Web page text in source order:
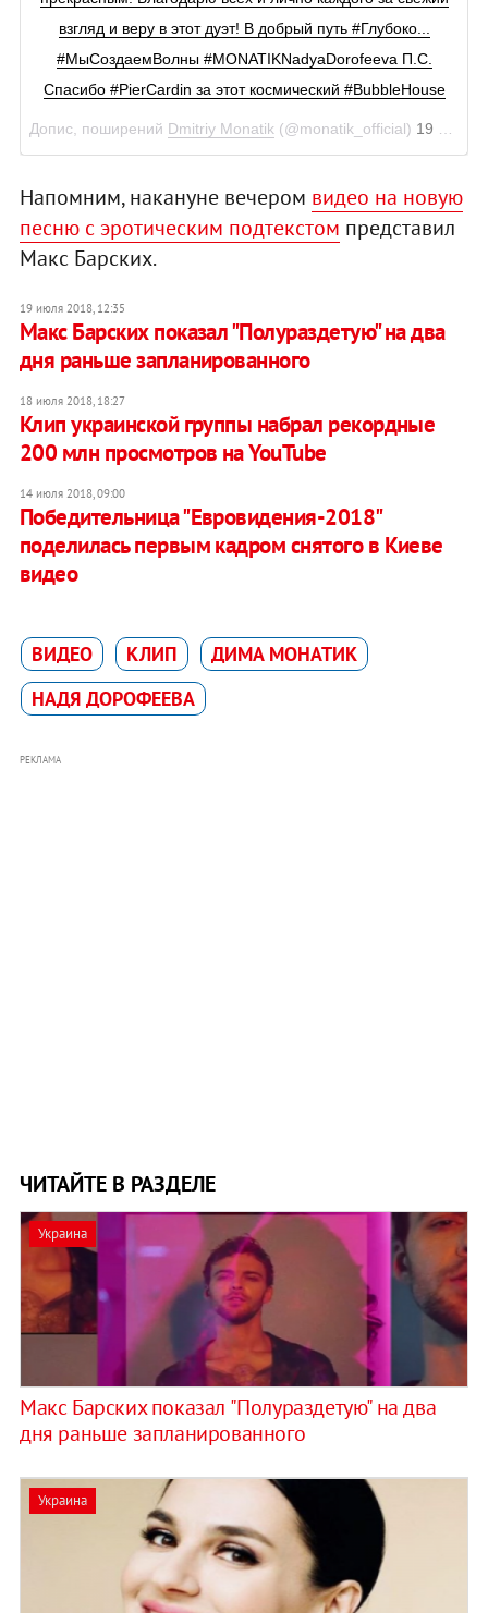
взгляд и веру в этот дуэт! В добрый путь #Глубоко...
#МыСоздаемВолны #MONATIKNadyaDorofeeva П.С.
Спасибо #PierCardin за этот космический #BubbleHouse
Допис, поширений Dmitriy Monatik(@monatik_official) 19 Лип 2018 р. о 3:25 PDT
Напомним, накануне вечером видео на новую
песню с эротическим подтекстом представил
Макс Барских.
19 июля 2018, 12:35
Макс Барских показал "Полураздетую" на два
дня раньше запланированного
18 июля 2018, 18:27
Клип украинской группы набрал рекордные
200 млн просмотров на YouTube
14 июля 2018, 09:00
Победительница "Евровидения-2018"
поделилась первым кадром снятого в Киеве
видео
ВИДЕО КЛИП
ДИМА МОНАТИК
НАДЯ ДОРОФЕЕВА
РЕКЛАМА
ЧИТАЙТЕ В РАЗДЕЛЕ
Украина
Макс Барских показал "Полураздетую" на два
дня раньше запланированного
Украина